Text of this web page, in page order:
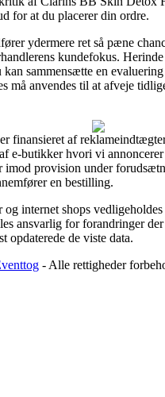
for at du placerer din ordre.
ydermere ret så pæne
kundefokus.
sammensætte en
må anvendes til at afveje
finansieret af
e-butikker hvori vi
imod provision under
en bestilling.
og internet shops
ansvarlig for forandringer
opdaterede de viste data.
- Alle rettigheder